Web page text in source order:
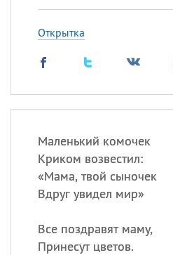
Открытка
Маленький комочек
Криком возвестил:
«Мама, твой сыночек
Вдруг увидел мир»
Все поздравят маму,
Принесут цветов.